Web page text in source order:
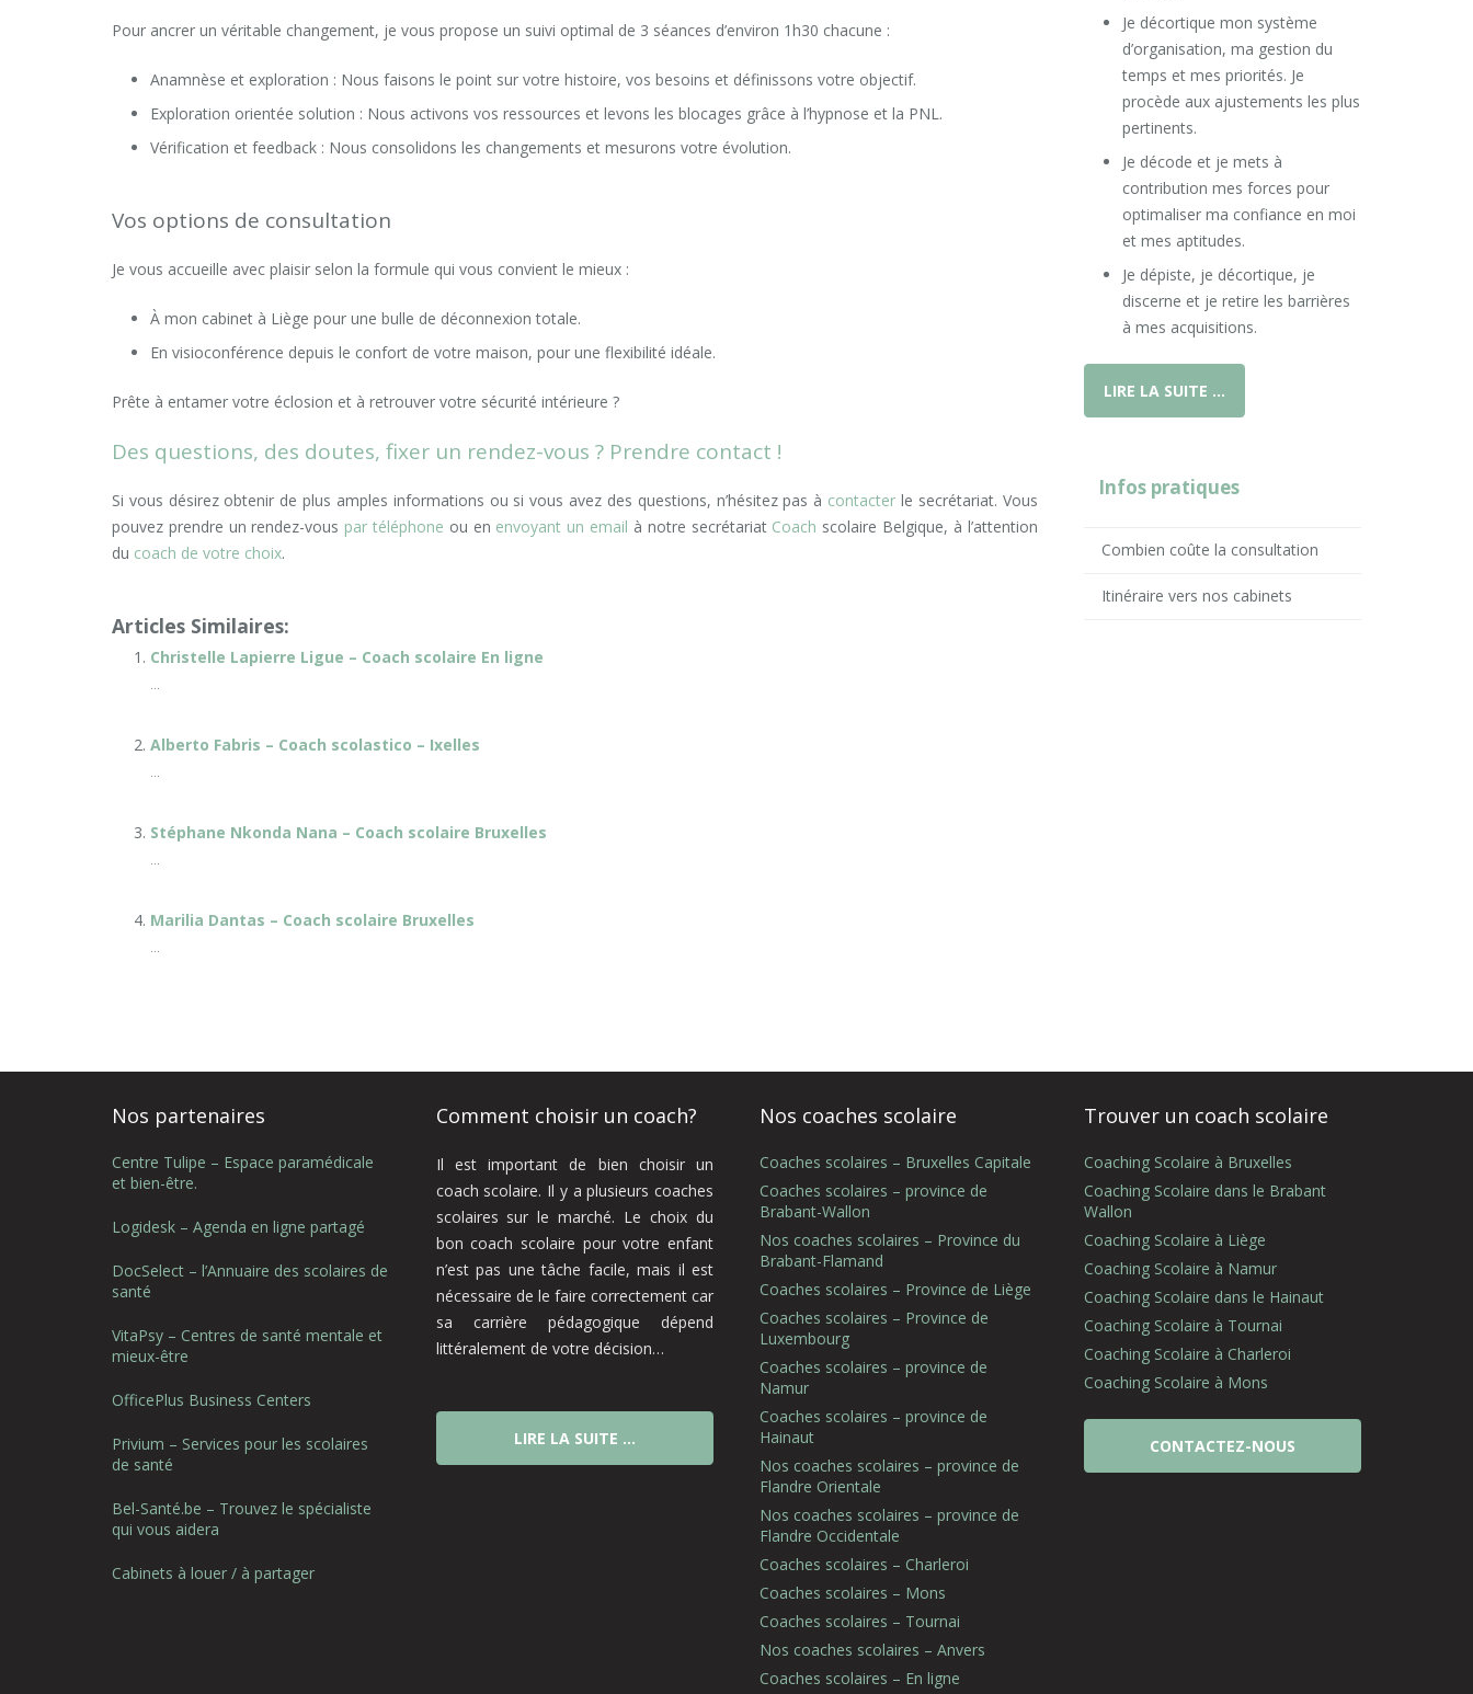
Pour ancrer un véritable changement, je vous propose un suivi optimal de 3 séances d’environ 1h30 chacune :
Anamnèse et exploration : Nous faisons le point sur votre histoire, vos besoins et définissons votre objectif.
Exploration orientée solution : Nous activons vos ressources et levons les blocages grâce à l’hypnose et la PNL.
Vérification et feedback : Nous consolidons les changements et mesurons votre évolution.
Vos options de consultation
Je vous accueille avec plaisir selon la formule qui vous convient le mieux :
À mon cabinet à Liège pour une bulle de déconnexion totale.
En visioconférence depuis le confort de votre maison, pour une flexibilité idéale.
Prête à entamer votre éclosion et à retrouver votre sécurité intérieure ?
Des questions, des doutes, fixer un rendez-vous ? Prendre contact !
Si vous désirez obtenir de plus amples informations ou si vous avez des questions, n’hésitez pas à contacter le secrétariat. Vous
pouvez prendre un rendez-vous par téléphone ou en envoyant un email à notre secrétariat Coach scolaire Belgique, à l’attention
du coach de votre choix.
Articles Similaires:
Christelle Lapierre Ligue – Coach scolaire En ligne
...
Alberto Fabris – Coach scolastico – Ixelles
...
Stéphane Nkonda Nana – Coach scolaire Bruxelles
...
Marilia Dantas – Coach scolaire Bruxelles
...
Je décortique mon système
d’organisation, ma gestion du
temps et mes priorités. Je
procède aux ajustements les plus
pertinents.
Je décode et je mets à
contribution mes forces pour
optimaliser ma confiance en moi
et mes aptitudes.
Je dépiste, je décortique, je
discerne et je retire les barrières
à mes acquisitions.
LIRE LA SUITE …
Infos pratiques
Combien coûte la consultation
Itinéraire vers nos cabinets
Nos partenaires
Centre Tulipe – Espace paramédicale
et bien-être.
Logidesk – Agenda en ligne partagé
DocSelect – l’Annuaire des scolaires de
santé
VitaPsy – Centres de santé mentale et
mieux-être
OfficePlus Business Centers
Privium – Services pour les scolaires
de santé
Bel-Santé.be – Trouvez le spécialiste
qui vous aidera
Cabinets à louer / à partager
Comment choisir un coach?
Il est important de bien choisir un
coach scolaire. Il y a plusieurs coaches
scolaires sur le marché. Le choix du
bon coach scolaire pour votre enfant
n’est pas une tâche facile, mais il est
nécessaire de le faire correctement car
sa carrière pédagogique dépend
littéralement de votre décision…
LIRE LA SUITE …
Nos coaches scolaire
Coaches scolaires – Bruxelles Capitale
Coaches scolaires – province de
Brabant-Wallon
Nos coaches scolaires – Province du
Brabant-Flamand
Coaches scolaires – Province de Liège
Coaches scolaires – Province de
Luxembourg
Coaches scolaires – province de
Namur
Coaches scolaires – province de
Hainaut
Nos coaches scolaires – province de
Flandre Orientale
Nos coaches scolaires – province de
Flandre Occidentale
Coaches scolaires – Charleroi
Coaches scolaires – Mons
Coaches scolaires – Tournai
Nos coaches scolaires – Anvers
Coaches scolaires – En ligne
Trouver un coach scolaire
Coaching Scolaire à Bruxelles
Coaching Scolaire dans le Brabant
Wallon
Coaching Scolaire à Liège
Coaching Scolaire à Namur
Coaching Scolaire dans le Hainaut
Coaching Scolaire à Tournai
Coaching Scolaire à Charleroi
Coaching Scolaire à Mons
CONTACTEZ-NOUS